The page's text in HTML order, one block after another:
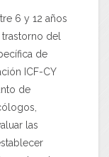
6 y 12 años
trastorno del
de
ICF-CY
de
las